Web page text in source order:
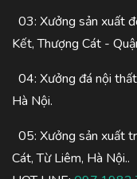
03: Xưởng sản xuất
Kết, Thượng Cát -
04: Xưởng đá nội
Hà Nội.
05: Xưởng sản xuất
Cát, Từ Liêm, Hà Nội..